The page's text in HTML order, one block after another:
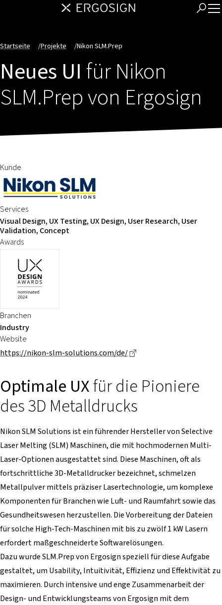
Startseite /Projekte /Nikon SLM.Prep
Neues UI für Nikon
SLM.Prep von Ergosign
Kunde
Services
Visual Design, UX Testing, UX Design, User Research, User
Validation, Concept
Awards
Branchen
Industry
Website
https://nikon-slm-solutions.com/de/
Optimale UXfür die Pioniere
des 3D Metalldrucks
Nikon SLM Solutions ist ein führender Hersteller von Selective
Laser Melting (SLM) Maschinen, die mit hochmodernen Multi-
Laser-Optionen ausgestattet sind. Diese Maschinen, oft als
fortschrittliche 3D-Metalldrucker bezeichnet, schmelzen
Metallpulver mittels präziser Lasertechnologie, um komplexe
Komponenten für Branchen wie Luft- und Raumfahrt sowie das
Gesundheitswesen herzustellen. Die Vorbereitung der Dateien
für solche High-Tech-Maschinen mit bis zu zwölf 1 kW Lasern
erfordert maßgeschneiderte Softwarelösungen.
Dazu wurde SLM.Prep von Ergosign speziell für diese Aufgabe
gestaltet, um Usability, Intuitivität, Effizienz und Effektivität zu
maximieren. Durch intensive und enge Zusammenarbeit der
Design- und Entwicklungsteams von Ergosign mit dem